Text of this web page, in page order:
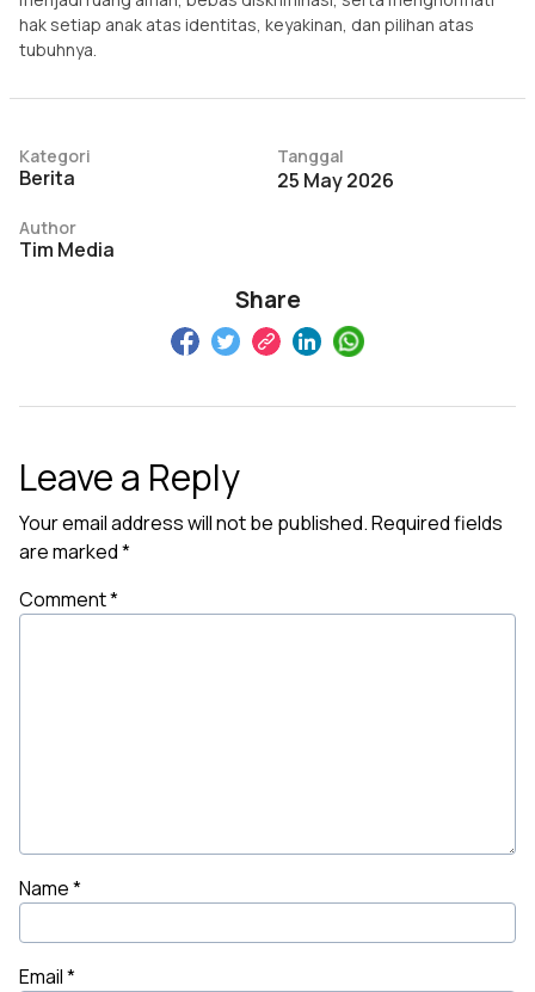
hak setiap anak atas identitas, keyakinan, dan pilihan atas
tubuhnya.
Kategori
Berita
Tanggal
25 May 2026
Author
Tim Media
Share
Leave a Reply
Your email address will not be published.Required fields
are marked*
Comment*
Name*
Email*